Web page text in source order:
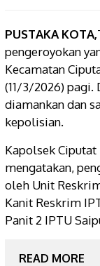
PUSTAKA KOTA,
pengeroyokan
Kecamatan
(11/3/2026)
diamankan dan
kepolisian.
Kapolsek
mengatakan,
oleh Unit
Kanit Reskrim
Panit 2 IPTU
READ MORE